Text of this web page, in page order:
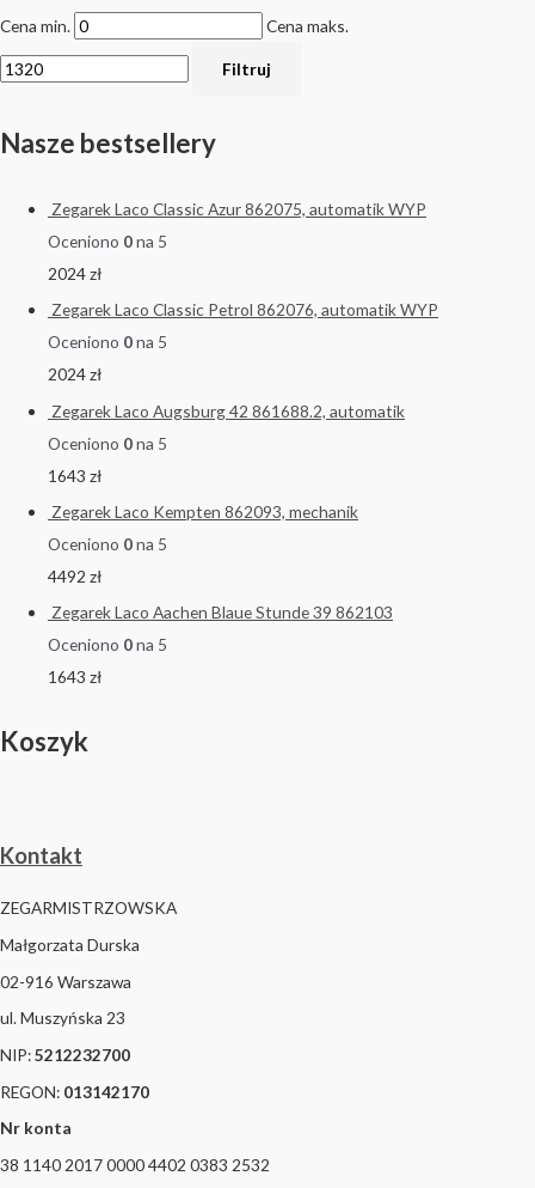
Cena min. Cena maks.
Filtruj
Nasze bestsellery
Zegarek Laco Classic Azur 862075, automatik WYP
Oceniono 0na 5
2024zł
Zegarek Laco Classic Petrol 862076, automatik WYP
Oceniono 0na 5
2024zł
Zegarek Laco Augsburg 42 861688.2, automatik
Oceniono 0na 5
1643 zł
Zegarek Laco Kempten 862093, mechanik
Oceniono 0na 5
4492 zł
Zegarek Laco Aachen Blaue Stunde 39 862103
Oceniono 0na 5
1643 zł
Koszyk
Kontakt
ZEGARMISTRZOWSKA
Małgorzata Durska
02-916 Warszawa
ul. Muszyńska 23
NIP:5212232700
REGON: 013142170
Nr konta
38 1140 2017 0000 4402 0383 2532